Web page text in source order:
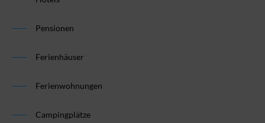
Pensionen
Ferienhäuser
Ferienwohnungen
Campingplätze